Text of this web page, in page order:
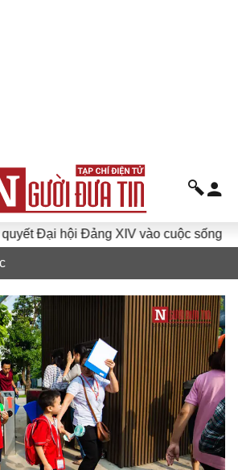
hội Đảng XIV vào cuộc sống